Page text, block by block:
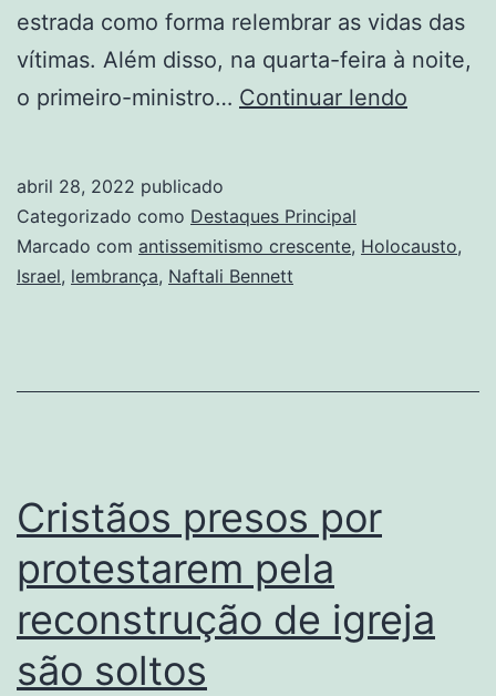
estrada como forma relembrar as vidas das
vítimas. Além disso, na quarta-feira à noite,
o primeiro-ministro… Continuar lendo
Memória
abril 28, 2022 publicado
Categorizado como Destaques Principal
Marcado com antissemitismo crescente, Holocausto,
Israel, lembrança, Naftali Bennett
Cristãos presos por
protestarem pela
reconstrução de igreja
são soltos